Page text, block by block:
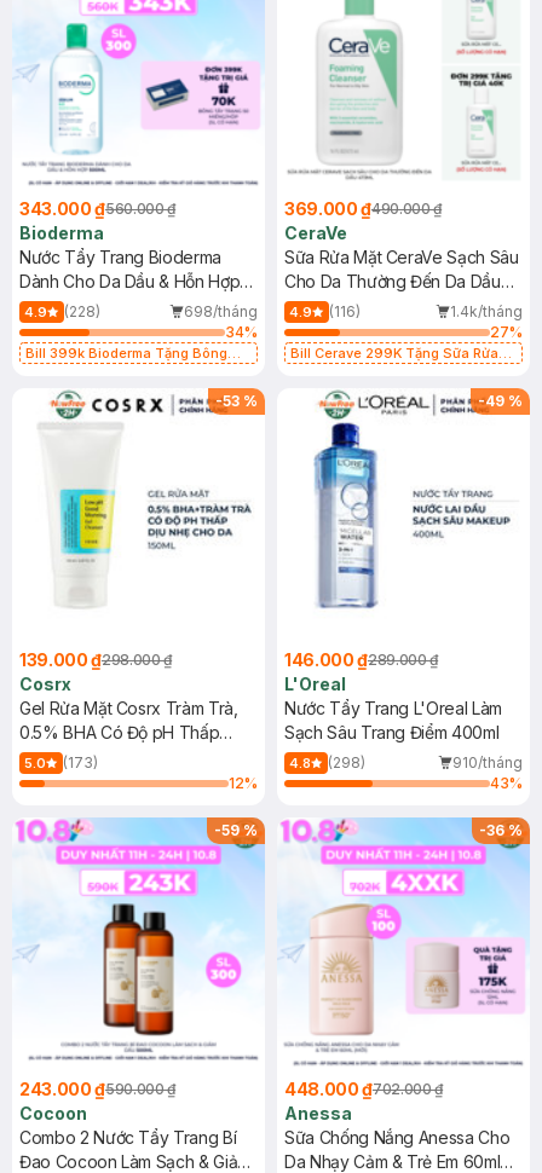
343.000 ₫560.000 ₫
Bioderma
Nước Tẩy Trang Bioderma
Dành Cho Da Dầu & Hỗn Hợp
500ml
4.9 (228)
698/tháng
34%
Bill 399k Bioderma Tặng Bông
369.000 ₫490.000 ₫
CeraVe
Sữa Rửa Mặt CeraVe Sạch Sâu
Cho Da Thường Đến Da Dầu
473ml
4.9 (116)
1.4k/tháng
27%
Bill Cerave 299K Tặng Sữa Rửa
-53 %
139.000 ₫298.000 ₫
Cosrx
Gel Rửa Mặt Cosrx Tràm Trà,
0.5% BHA Có Độ pH Thấp
150ml
5.0
(173)
12%
-49 %
146.000 ₫289.000 ₫
L'Oreal
Nước Tẩy Trang L'Oreal Làm
Sạch Sâu Trang Điểm 400ml
4.8 (298)
910/tháng
43%
-59%
243.000 ₫590.000 ₫
Cocoon
Combo 2 Nước Tẩy Trang Bí
Đao Cocoon Làm Sạch & Giảm
-36%
448.000 ₫702.000 ₫
Anessa
Sữa Chống Nắng Anessa Cho
Da Nhạy Cảm & Trẻ Em 60ml